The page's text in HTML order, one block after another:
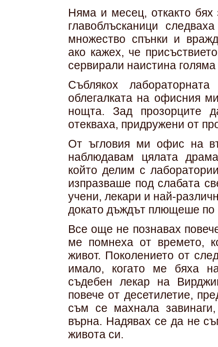
Няма и месец, откакто бях
главоблъсканици
множество спънки и
ако кажех, че
сервирали наистина
Съблякох
облегалката на офисния
нощта. Зад прозорците
отекваха, придружени от
От ъгловия ми офис на
наблюдавам цялата
който делим с
изпразваше под слабата
учени, лекари и най-
докато дъждът плющеше по
Все още не познавах
ме помнеха от времето,
живот. Поколението от
имало, когато ме бяха
съдебен лекар на
повече от десетилетие,
съм се махнала
върна. Надявах се да не
живота си.